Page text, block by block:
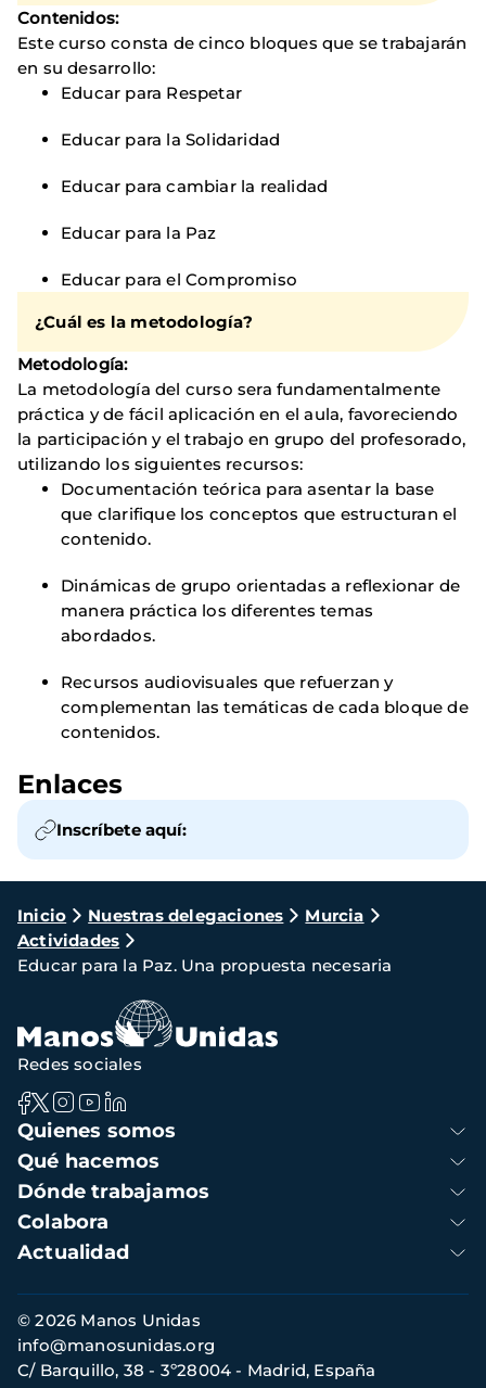
Contenidos:​
Este curso consta de cinco bloques que se trabajarán
en su desarrollo:
Educar para Respetar
Educar para la Solidaridad
Educar para cambiar la realidad
Educar para la Paz
Educar para el Compromiso
¿Cuál es la metodología?
Metodología:
La metodología del curso sera fundamentalmente
práctica y de fácil aplicación en el aula, favoreciendo
la participación y el trabajo en grupo del profesorado,
utilizando los siguientes recursos:
Documentación teórica para asentar la base
que clarifique los conceptos que estructuran el
contenido.
Dinámicas de grupo orientadas a reflexionar de
manera práctica los diferentes temas
abordados.
Recursos audiovisuales que refuerzan y
complementan las temáticas de cada bloque de
contenidos.
Enlaces
Inscríbete aquí:
Ruta
de
navegación
Inicio Nuestras delegaciones
Murcia
Actividades
Educar para la Paz. Una propuesta necesaria
Navegación
principal
Quienes somos
Qué hacemos
Dónde trabajamos
Colabora
Actualidad
Redes sociales
Información
de
contacto
© 2026 Manos Unidas
C/ Barquillo, 38 - 3º28004 - Madrid, España
info@manosunidas.org